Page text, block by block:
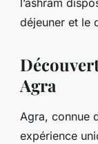
l’ashram
déjeuner et le
Agra
Agra, connue
expérience